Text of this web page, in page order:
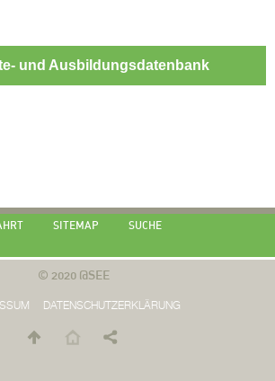
und Ausbildungsdatenbank
SITEMAP SUCHE
© 2020 @SEE
DATENSCHUTZERKLÄRUNG
Folgen